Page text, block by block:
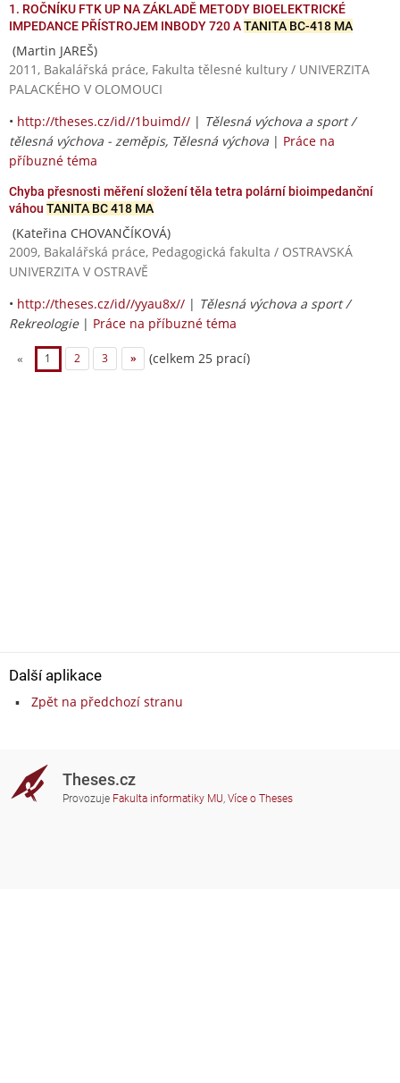
1. ROČNÍKU FTK UP NA ZÁKLADĚ METODY BIOELEKTRICKÉ
IMPEDANCE PŘÍSTROJEM INBODY 720 ATANITA BC-418 MA
(Martin JAREŠ)
2011, Bakalářská práce, Fakulta tělesné kultury / UNIVERZITA
PALACKÉHO V OLOMOUCI
• http://theses.cz/id//1buimd// | Tělesná výchova a sport /
tělesná výchova - zeměpis, Tělesná výchova | Práce na
příbuzné téma
Chyba přesnosti měření složení těla tetra polární bioimpedanční
váhou TANITA BC 418 MA
(Kateřina CHOVANČÍKOVÁ)
2009, Bakalářská práce, Pedagogická fakulta / OSTRAVSKÁ
UNIVERZITA V OSTRAVĚ
• http://theses.cz/id//yyau8x// | Tělesná výchova a sport /
Rekreologie| Práce na příbuzné téma
« 1 2 3 » (celkem 25 prací)
Další aplikace
Zpět na předchozí stranu
Theses.cz
Provozuje Fakulta informatiky MU, Více o Theses